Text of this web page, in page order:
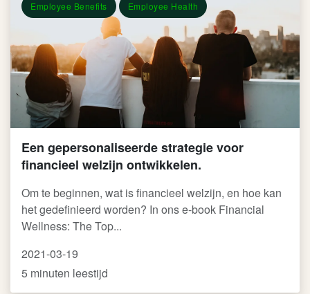
Employee Benefits Employee Health
Een gepersonaliseerde strategie voor
financieel welzijn ontwikkelen.
Om te beginnen, wat is financieel welzijn, en hoe kan
het gedefinieerd worden? In ons e-book Financial
Wellness: The Top...
2021-03-19
5 minuten leestijd